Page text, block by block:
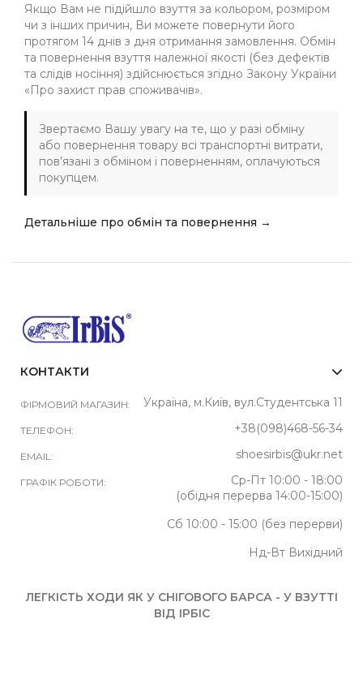
Якщо Вам не підійшло взуття за кольором, розміром
чи з інших причин, Ви можете повернути його
протягом 14 днів з дня отримання замовлення. Обмін
та повернення взуття належної якості (без дефектів
та слідів носіння) здійснюється згідно Закону України
«Про захист прав споживачів».
Звертаємо Вашу увагу на те, що у разі обміну
або повернення товару всі транспортні витрати,
пов’язані з обміном і поверненням, оплачуються
покупцем.
Детальніше про обмін та повернення →
КОНТАКТИ
ФІРМОВИЙ МАГАЗИН: Україна, м.Київ, вул.Студентська 11
ТЕЛЕФОН: +38(098)468-56-34
EMAIL: shoesirbis@ukr.net
ГРАФІК РОБОТИ:
Ср-Пт 10:00 - 18:00
(обідня перерва 14:00-15:00)
Сб 10:00 - 15:00 (без перерви)
Нд-Вт Вихідний
ЛЕГКІСТЬ ХОДИ ЯК У СНІГОВОГО БАРСА - У ВЗУТТІ
ВІД ІРБІС